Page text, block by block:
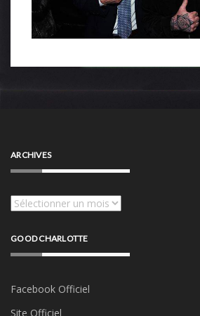
ARCHIVES
Archives
GOOD CHARLOTTE
Facebook Officiel
Site Officiel